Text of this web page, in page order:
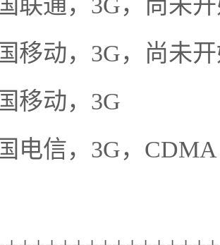
联通，3G，尚未
移动，3G，尚未
移动，3G
电信，3G，